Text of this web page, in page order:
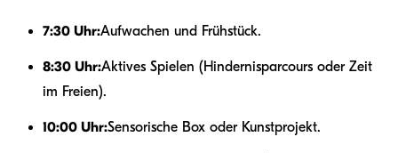
7:30 Uhr:Aufwachen und Frühstück.
8:30 Uhr:Aktives Spielen (Hindernisparcours oder Zeit
im Freien).
10:00 Uhr:Sensorische Box oder Kunstprojekt.